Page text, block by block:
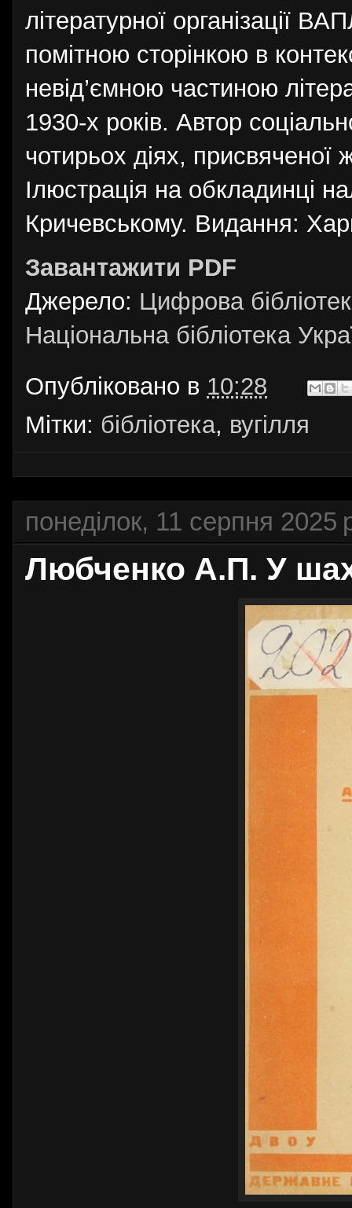
літературної організації
помітною сторінкою в
невід’ємною частиною
1930-х років. Автор
чотирьох діях, присвяченої
Ілюстрація на обкладинці
Кричевському. Видання:
Завантажити PDF
Джерело: Цифрова
Національна бібліотека
Опубліковано в 10:28
Мітки: бібліотека, вугілля
понеділок, 11 серпня 2025
Любченко А.П. У